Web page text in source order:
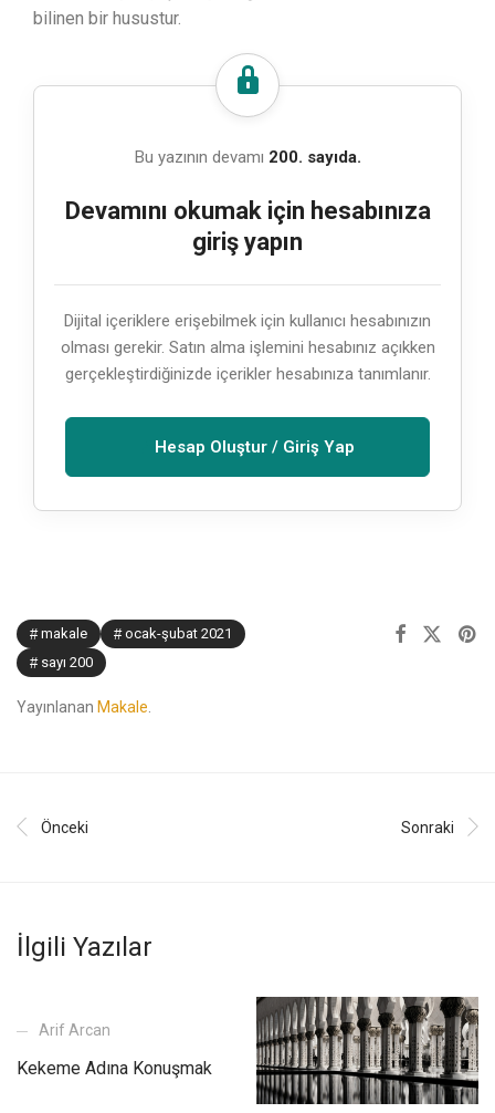
bilinen bir husustur.
Bu yazının devamı 200. sayıda.
Devamını okumak için hesabınıza
giriş yapın
Dijital içeriklere erişebilmek için kullanıcı hesabınızın
olması gerekir. Satın alma işlemini hesabınız açıkken
gerçekleştirdiğinizde içerikler hesabınıza tanımlanır.
Hesap Oluştur / Giriş Yap
makale
ocak-şubat 2021
sayı 200
Yayınlanan Makale.
Önceki Sonraki
İlgili Yazılar
Arif Arcan
Kekeme Adına Konuşmak